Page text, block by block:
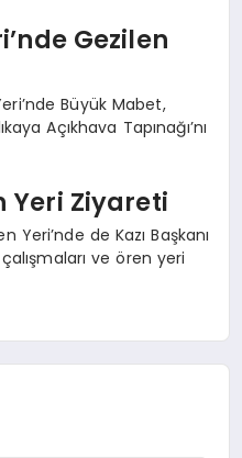
Gezilen
Büyük Mabet,
Açıkhava Tapınağı’nı
Yeri Ziyareti
Yeri’nde de Kazı Başkanı
ve ören yeri